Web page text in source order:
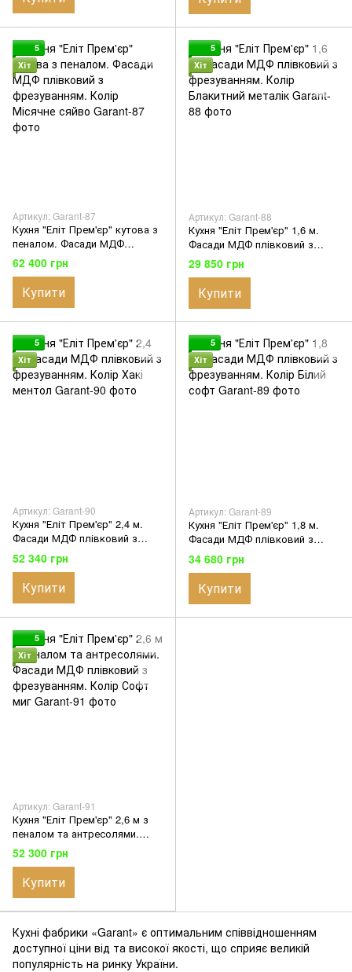
Кухні фабрики «Garаnt» є оптимальним співвідношенням
доступної ціни від та високої якості, що сприяє великій
популярність на ринку України.
5
Хіт
Артикул: Garant-87
Кухня "Еліт Прем'єр" кутова з
пеналом. Фасади МДФ
плівковий з фрезуванням.
Колір Місячне сяйво
62 400 грн
Купити
5
Хіт
Артикул: Garant-88
Кухня "Еліт Прем'єр" 1,6 м.
Фасади МДФ плівковий з
фрезуванням. Колір
Блакитний металік
29 850 грн
Купити
5
Хіт
Артикул: Garant-90
Кухня "Еліт Прем'єр" 2,4 м.
Фасади МДФ плівковий з
фрезуванням. Колір Хакі
ментол
52 340 грн
Купити
5
Хіт
Артикул: Garant-89
Кухня "Еліт Прем'єр" 1,8 м.
Фасади МДФ плівковий з
фрезуванням. Колір Білий
софт
34 680 грн
Купити
5
Хіт
Артикул: Garant-91
Кухня "Еліт Прем'єр" 2,6 м з
пеналом та антресолями.
Фасади МДФ плівковий з
фрезуванням. Колір Софт миг
52 300 грн
Купити